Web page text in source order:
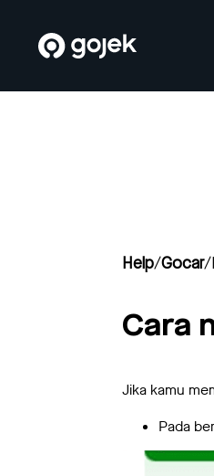
Help/Gocar/
Cara
Jika kamu
Pada